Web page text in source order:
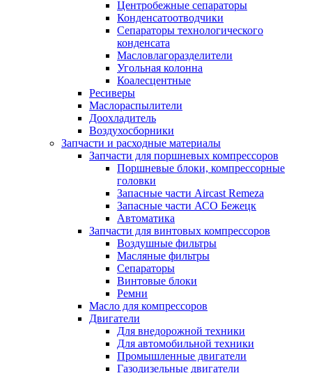
Центробежные сепараторы
Конденсатоотводчики
Сепараторы технологического
конденсата
Масловлагоразделители
Угольная колонна
Коалесцентные
Ресиверы
Маслораспылители
Доохладитель
Воздухосборники
Запчасти и расходные материалы
Запчасти для поршневых компрессоров
Поршневые блоки, компрессорные
головки
Запасные части Aircast Remeza
Запасные части АСО Бежецк
Автоматика
Запчасти для винтовых компрессоров
Воздушные фильтры
Масляные фильтры
Сепараторы
Винтовые блоки
Ремни
Масло для компрессоров
Двигатели
Для внедорожной техники
Для автомобильной техники
Промышленные двигатели
Газодизельные двигатели